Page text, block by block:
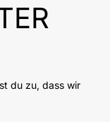
du zu, dass wir